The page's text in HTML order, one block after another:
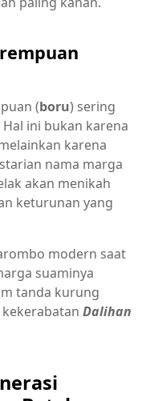
(boru) sering
ini bukan karena
karena
nama marga
akan menikah
keturunan yang
modern saat
suaminya
tanda kurung
Dalihan